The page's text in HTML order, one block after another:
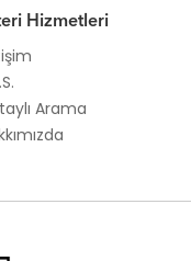
Hizmetleri
Arama